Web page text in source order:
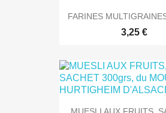
FARINES
3,25 €